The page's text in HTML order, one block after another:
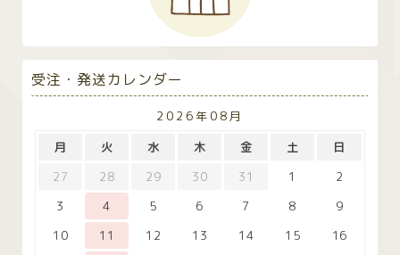
受注・発送カレンダー
2026年08月
月
火 水 木 金 土
日
27
28 29 30 31 1
2
3
4 5 6 7 8
9
10
11 12 13 14 15
16